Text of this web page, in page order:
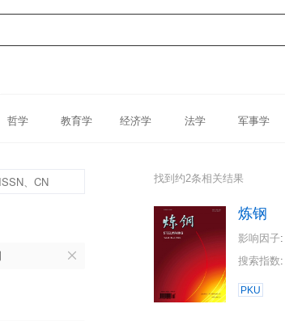
哲学 教育学 经济学 法学 军事学
找到约2条相关结果
炼钢
影响因子:
搜索指数:
PKU